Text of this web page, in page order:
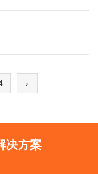
›
决方案